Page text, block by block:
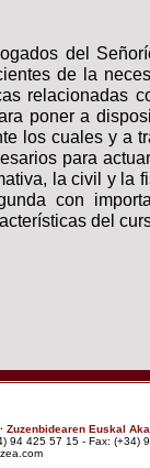
del
de la
relacionadas
poner a
los cuales y a
para
la civil y la
con
del
Zuzenbidearen Euskal
94 425 57 15 - Fax: (+34)